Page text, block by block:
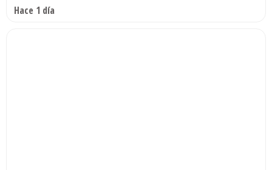
Hace 1 día